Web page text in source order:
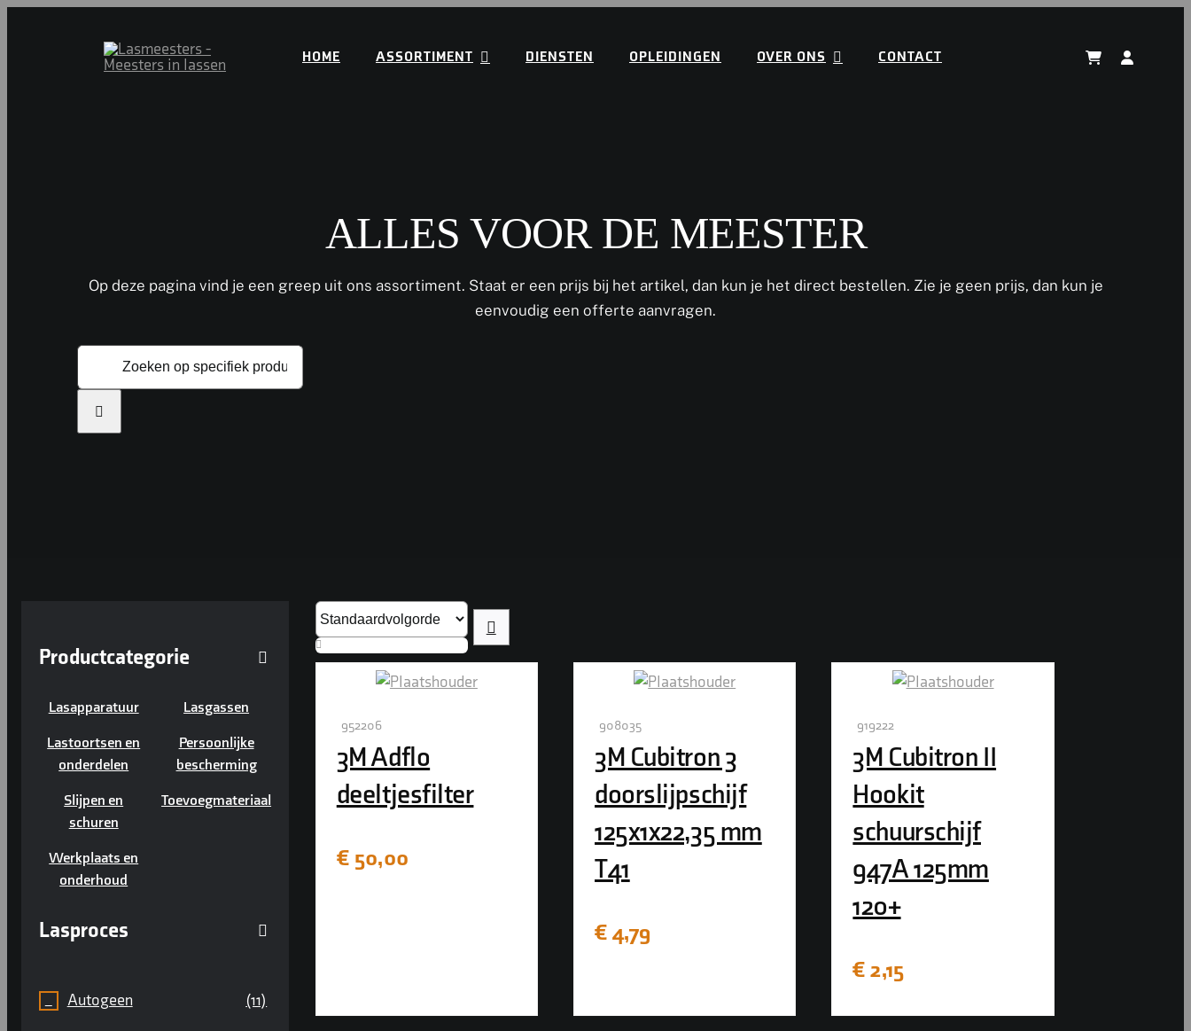
HOME ASSORTIMENT DIENSTEN OPLEIDINGEN OVER ONS CONTACT
ALLES VOOR DE MEESTER
Op deze pagina vind je een greep uit ons assortiment. Staat er een prijs bij het artikel, dan kun je het direct bestellen. Zie je geen prijs, dan kun je
eenvoudig een offerte aanvragen.
Productcategorie
Lasapparatuur
Lasgassen
Lastoortsen en
onderdelen
Persoonlijke
bescherming
Slijpen en
schuren
Toevoegmateriaal
Werkplaats en
onderhoud
Lasproces
Autogeen (11)

952206
3M Adflo
deeltjesfilter
€ 50,00
908035
3M Cubitron 3
doorslijpschijf
125x1x22,35 mm
T41
€4,79
919222
3M Cubitron II
Hookit
schuurschijf
947A 125mm
120+
€2,15